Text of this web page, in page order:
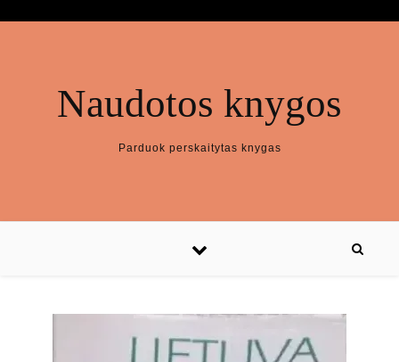
Naudotos knygos
Parduok perskaitytas knygas